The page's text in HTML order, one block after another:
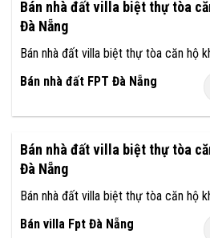
Bán nhà đất villa biệt thự tòa
Đà Nẵng
Bán nhà đất villa biệt thự tòa căn hộ
Bán nhà đất FPT Đà Nẵng
Bán nhà đất villa biệt thự tòa
Đà Nẵng
Bán nhà đất villa biệt thự tòa căn hộ
Bán villa Fpt Đà Nẵng